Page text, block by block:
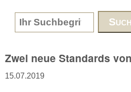
Search form
Zwei neue Standards
15.07.2019